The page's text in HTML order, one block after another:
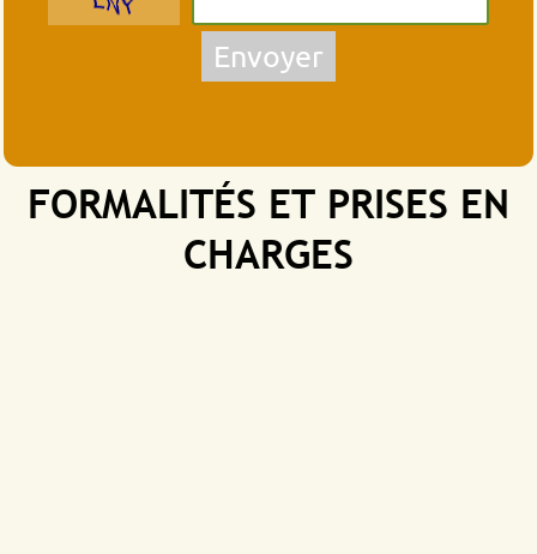
Envoyer
FORMALITÉS ET PRISES EN
CHARGES